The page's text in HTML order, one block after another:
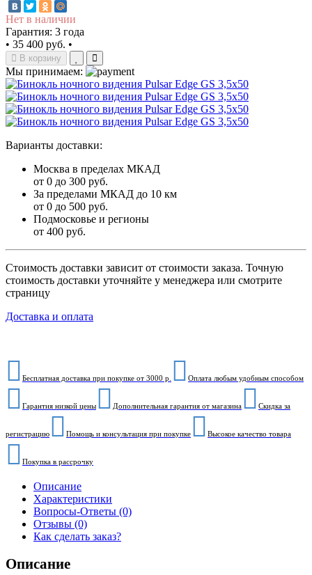
Нет в наличии
Гарантия: 3 года
• 35 400 руб. •
В корзину
Мы принимаем:
Варианты доставки:
Москва в пределах МКАД
от 0 до 300 руб.
За пределами МКАД до 10 км
от 0 до 500 руб.
Подмосковье и регионы
от 400 руб.
Стоимость доставки зависит от стоимости заказа. Точную
стоимость доставки уточняйте у менеджера или смотрите
страницу
Доставка и оплата
Бесплатная доставка при покупке от 3000 р. Оплата любым удобным способом
Гарантия низкой цены Дополнительная гарантия от магазина Скидка за
регистрацию Помощь и консультация при покупке Высокое качество товара
Покупка в рассрочку
Описание
Характеристики
Вопросы-Ответы (0)
Отзывы (0)
Как сделать заказ?
Описание